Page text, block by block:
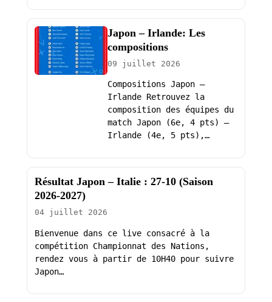
Japon – Irlande: Les
compositions
09 juillet 2026
Compositions Japon –
Irlande Retrouvez la
composition des équipes du
match Japon (6e, 4 pts) –
Irlande (4e, 5 pts),…
Résultat Japon – Italie : 27-10 (Saison
2026-2027)
04 juillet 2026
Bienvenue dans ce live consacré à la
compétition Championnat des Nations,
rendez vous à partir de 10H40 pour suivre
Japon…